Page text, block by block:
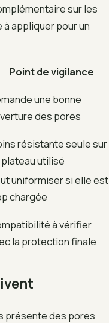
sur les
appliquer pour un
Point de vigilance
une bonne
des pores
résistante seule sur
plateau utilisé
uniformiser si elle est
chargée
à vérifier
la protection finale
présente des pores